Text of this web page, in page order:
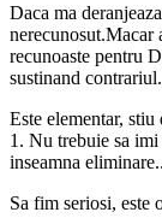
Daca ma
nerecunosut.Macar
recunoaste pentru
sustinand contrariul.
Este elementar,
1. Nu trebuie sa
inseamna eliminare..
Sa fim seriosi, este